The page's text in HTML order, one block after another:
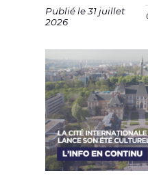
Publié le 31 juillet
2026